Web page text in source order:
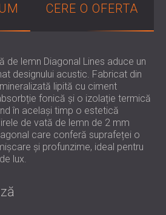
FONICĂ ȘI ACUSTICĂ
AUDIOLOGIE
DE DATE
CERE O OFERTA
de lemn Diagonal Lines aduce un
designului acustic. Fabricat din
lipită cu ciment
fonică și o izolație termică
în același timp o estetică
de vată de lemn de 2 mm
care conferă suprafeței o
și profunzime, ideal pentru
lux.